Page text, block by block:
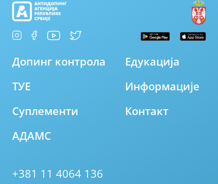
Допинг контрола
ТУЕ
Суплементи
АДАМС
Едукација
Информације
Контакт
+381 11 4064 136